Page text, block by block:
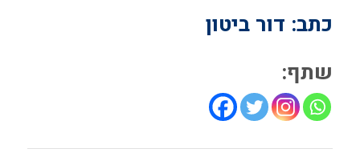
כתב: דור ביטון
שתף: